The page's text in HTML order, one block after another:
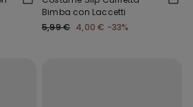
Bimba con Laccetti
5,99 € 4,00 € -33%